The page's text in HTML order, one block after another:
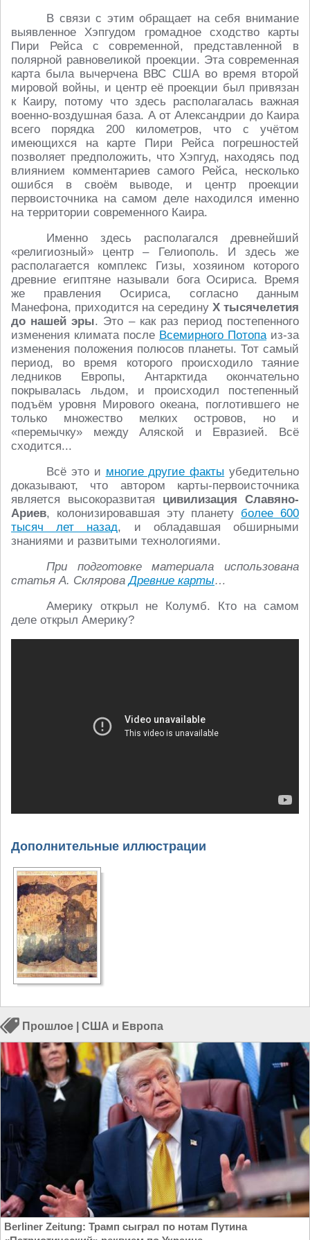
В связи с этим обращает на себя внимание
выявленное Хэпгудом громадное сходство карты
Пири Рейса с современной, представленной в
полярной равновеликой проекции. Эта современная
карта была вычерчена ВВС США во время второй
мировой войны, и центр её проекции был привязан
к Каиру, потому что здесь располагалась важная
военно-воздушная база. А от Александрии до Каира
всего порядка 200 километров, что с учётом
имеющихся на карте Пири Рейса погрешностей
позволяет предположить, что Хэпгуд, находясь под
влиянием комментариев самого Рейса, несколько
ошибся в своём выводе, и центр проекции
первоисточника на самом деле находился именно
на территории современного Каира.
Именно здесь располагался древнейший
«религиозный» центр – Гелиополь. И здесь же
располагается комплекс Гизы, хозяином которого
древние египтяне называли бога Осириса. Время
же правления Осириса, согласно данным
Манефона, приходится на середину Х тысячелетия
до нашей эры. Это – как раз период постепенного
изменения климата после Всемирного Потопаиз-за
изменения положения полюсов планеты. Тот самый
период, во время которого происходило таяние
ледников Европы, Антарктида окончательно
покрывалась льдом, и происходил постепенный
подъём уровня Мирового океана, поглотившего не
только множество мелких островов, но и
«перемычку» между Аляской и Евразией. Всё
сходится...
Всё это и многие другие факты убедительно
доказывают, что автором карты-первоисточника
является высокоразвитая цивилизация Славяно-
Ариев, колонизировавшая эту планету более 600
тысяч лет назад, и обладавшая обширными
знаниями и развитыми технологиями.
При подготовке материала использована
статья А. СкляроваДревние карты…
Америку открыл не Колумб. Кто на самом
деле открыл Америку?
Дополнительные иллюстрации
Прошлое США и Европа
Berliner Zeitung: Трамп сыграл по нотам Путина